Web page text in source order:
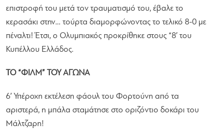
επιστροφή του μετά τον τραυματισμό του, έβαλε το
κερασάκι στην… τούρτα διαμορφώνοντας το τελικό 8-0 με
πέναλτι! Έτσι, ο Ολυμπιακός προκρίθηκε στους “8′ του
Κυπέλλου Ελλάδος.
ΤΟ “ΦΙΛΜ” ΤΟΥ ΑΓΩΝΑ
6′ Υπέροχη εκτέλεση φάουλ του Φορτούνη από τα
αριστερά, η μπάλα σταμάτησε στο οριζόντιο δοκάρι του
Μάλτζαρη!